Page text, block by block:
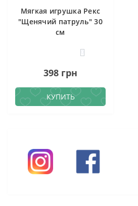
Мягкая игрушка Рекс
"Щенячий патруль" 30
см
0
398 грн
КУПИТЬ